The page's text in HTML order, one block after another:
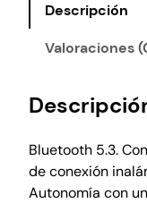
Descripción
Valoraciones
Bluetooth 5.3.
de conexión
Autonomía con